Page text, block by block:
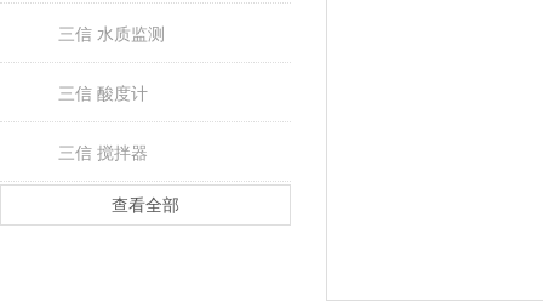
三信 水质监测
三信 酸度计
三信 搅拌器
查看全部